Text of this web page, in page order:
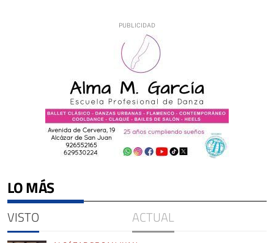
LO MÁS
VISTO ACTUAL